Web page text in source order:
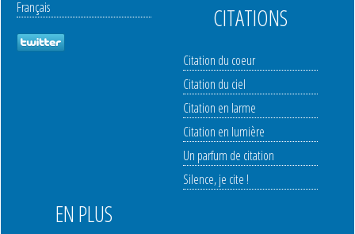
Français
CITATIONS
Citation du coeur
Citation du ciel
Citation en larme
Citation en lumière
Un parfum de citation
Silence, je cite !
EN PLUS